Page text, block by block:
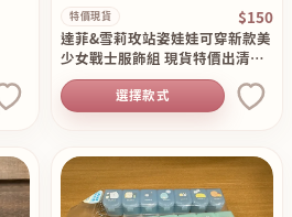
特價現貨 $150
達菲&雪莉玫站姿娃娃可穿新款美
少女戰士服飾組 現貨特價出清原
價490
選擇款式